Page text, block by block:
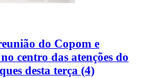
do Copom e
centro das atenções do
desta terça (4)